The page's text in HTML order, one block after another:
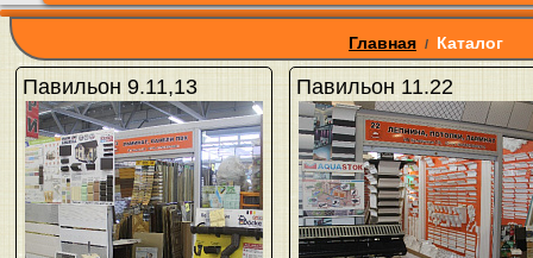
Главная / Каталог
Павильон 9.11,13 Павильон 11.22